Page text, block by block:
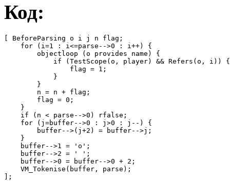
Код:
[ BeforeParsing o i j n flag;
for (i=1 : i<=parse-->0 : i++) {
objectloop (o provides name) {
if (TestScope(o, player) && Refers(o, i))
flag = 1;
            }
        }
n = n + flag;
flag = 0;
    }
if (n < parse-->0) rfalse;
for (j=buffer-->0 : j>0 : j--) {
buffer-->(j+2) = buffer-->j;
    }
buffer-->1 = 'о';
buffer-->2 = ' ';
buffer-->0 = buffer-->0 + 2;
VM_Tokenise(buffer, parse);
];